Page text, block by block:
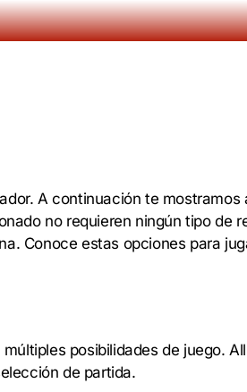
A continuación te mostramos
no requieren ningún tipo de
Conoce estas opciones para
posibilidades de juego.
de partida.